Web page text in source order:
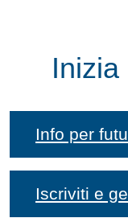
Info per
Iscriviti e